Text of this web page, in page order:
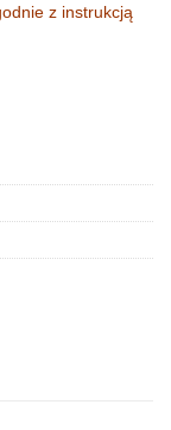
z instrukcją